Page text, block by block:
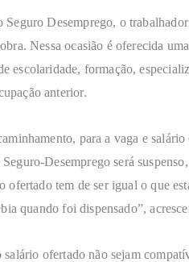
Desemprego, o
Nessa ocasião é oferecida
escolaridade, formação,
anterior.
para a vaga e
Desemprego será
tem de ser igual o que
quando foi dispensado”,
ofertado não sejam